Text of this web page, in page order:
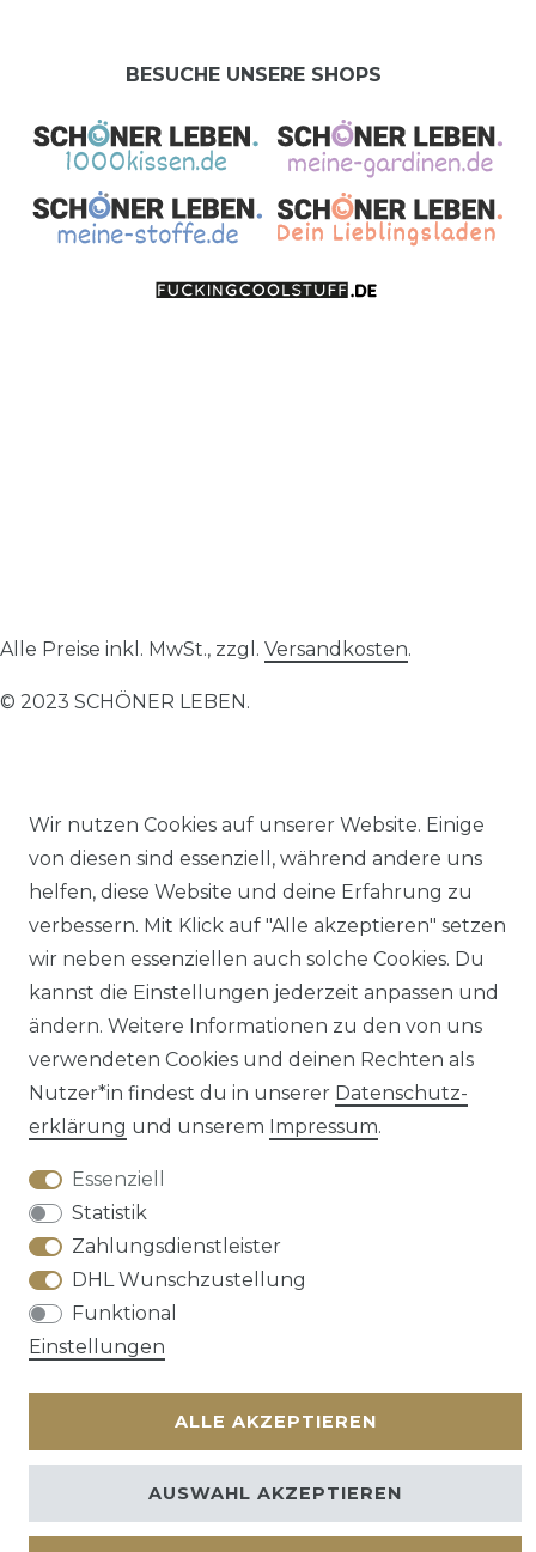
BESUCHE UNSERE SHOPS
Wir nutzen Cookies auf unserer Website. Einige
von diesen sind essenziell, während andere uns
helfen, diese Website und deine Erfahrung zu
verbessern. Mit Klick auf "Alle akzeptieren" setzen
wir neben essenziellen auch solche Cookies. Du
kannst die Einstellungen jederzeit anpassen und
ändern. Weitere Informationen zu den von uns
verwendeten Cookies und deinen Rechten als
Nutzer*in findest du in unserer Daten­schutz­
erklärung und unserem Impressum.
Essenziell
Statistik
Zahlungsdienstleister
DHL Wunschzustellung
Funktional
Einstellungen
ALLE AKZEPTIEREN
AUSWAHL AKZEPTIEREN
Alle Preise inkl. MwSt., zzgl. Versandkosten.
© 2023 SCHÖNER LEBEN.
Impressum Daten­schutz­erklärung AGB
Barrierefreiheitserklärung Widerrufs­recht
VERTRAG WIDERRUFEN